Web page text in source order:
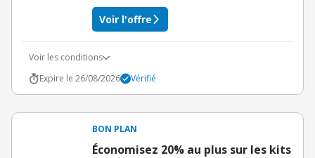
Voir l'offre
Voir les conditions
Expire le 26/08/2026
Vérifié
BON PLAN
Économisez 20% au plus sur les kits